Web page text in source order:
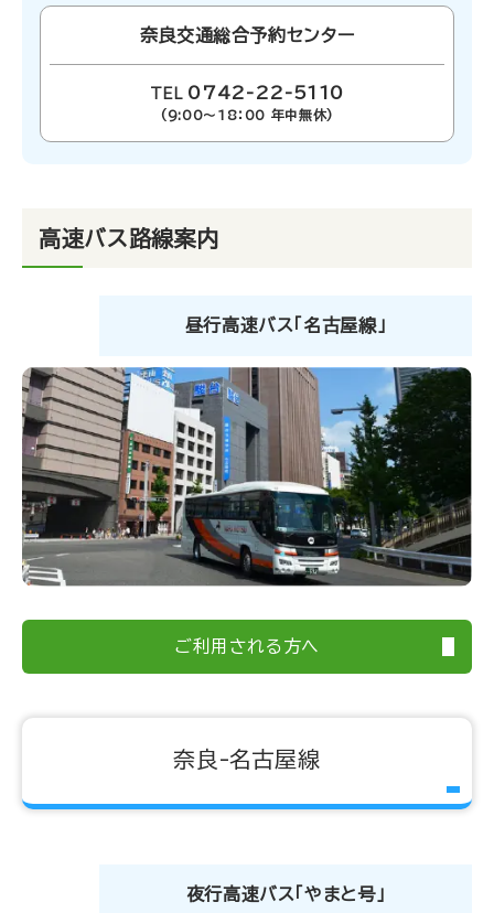
奈良交通総合予約センター
0742-22-5110
(9:00〜18：00 年中無休)
高速バス路線案内
昼行高速バス「名古屋線」
ご利用される方へ
奈良-名古屋線
夜行高速バス「やまと号」